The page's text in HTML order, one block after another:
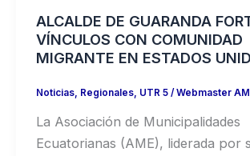
ALCALDE DE GUARANDA
VÍNCULOS CON COMUNIDAD
MIGRANTE EN ESTADOS
Noticias, Regionales, UTR 5/Webmaster
La Asociación de Municipalidades
Ecuatorianas (AME), liderada por